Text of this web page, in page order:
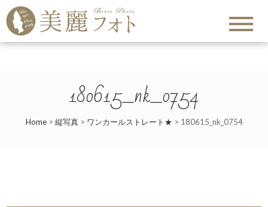
180615_nk_0754
Home> 縦写真> ワンカールストレート★ > 180615_nk_0754